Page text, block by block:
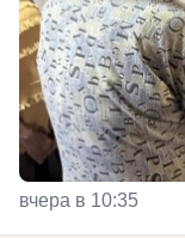
вчера в 10:35